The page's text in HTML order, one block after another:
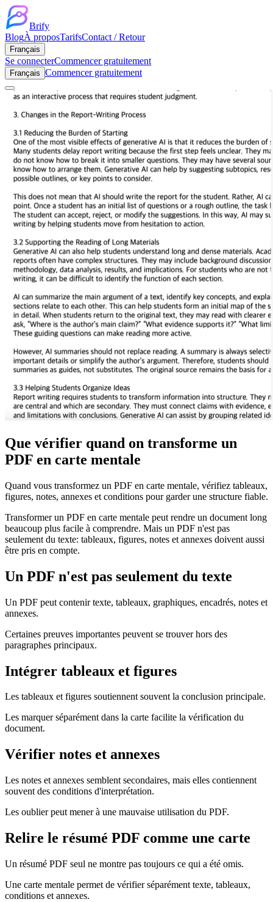
Brify
BlogÀ proposTarifsContact / Retour
Français
Se connecterCommencer gratuitement
Français Commencer gratuitement
Que vérifier quand on transforme un
PDF en carte mentale
Quand vous transformez un PDF en carte mentale, vérifiez tableaux,
figures, notes, annexes et conditions pour garder une structure fiable.
Transformer un PDF en carte mentale peut rendre un document long
beaucoup plus facile à comprendre. Mais un PDF n'est pas
seulement du texte: tableaux, figures, notes et annexes doivent aussi
être pris en compte.
Un PDF n'est pas seulement du texte
Un PDF peut contenir texte, tableaux, graphiques, encadrés, notes et
annexes.
Certaines preuves importantes peuvent se trouver hors des
paragraphes principaux.
Intégrer tableaux et figures
Les tableaux et figures soutiennent souvent la conclusion principale.
Les marquer séparément dans la carte facilite la vérification du
document.
Vérifier notes et annexes
Les notes et annexes semblent secondaires, mais elles contiennent
souvent des conditions d'interprétation.
Les oublier peut mener à une mauvaise utilisation du PDF.
Relire le résumé PDF comme une carte
Un résumé PDF seul ne montre pas toujours ce qui a été omis.
Une carte mentale permet de vérifier séparément texte, tableaux,
conditions et annexes.